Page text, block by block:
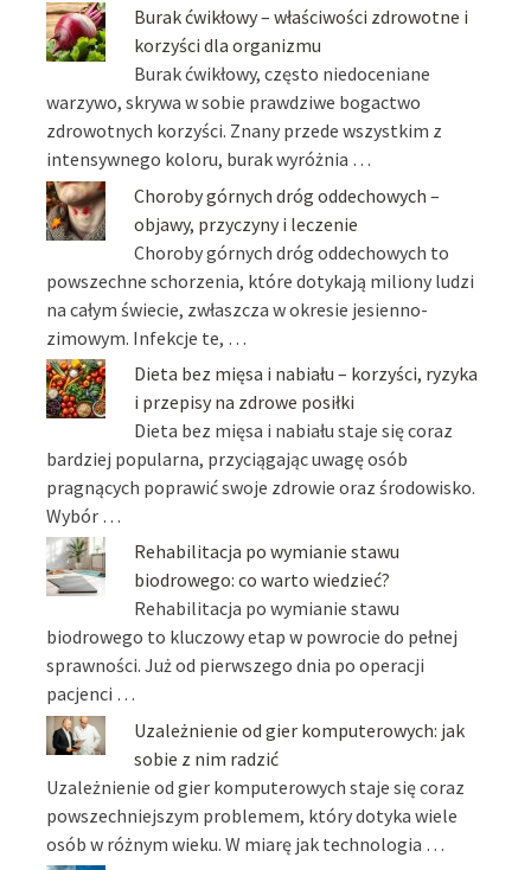
Burak ćwikłowy – właściwości zdrowotne i
korzyści dla organizmu
Burak ćwikłowy, często niedoceniane
warzywo, skrywa w sobie prawdziwe bogactwo
zdrowotnych korzyści. Znany przede wszystkim z
intensywnego koloru, burak wyróżnia …
Choroby górnych dróg oddechowych –
objawy, przyczyny i leczenie
Choroby górnych dróg oddechowych to
powszechne schorzenia, które dotykają miliony ludzi
na całym świecie, zwłaszcza w okresie jesienno-
zimowym. Infekcje te, …
Dieta bez mięsa i nabiału – korzyści, ryzyka
i przepisy na zdrowe posiłki
Dieta bez mięsa i nabiału staje się coraz
bardziej popularna, przyciągając uwagę osób
pragnących poprawić swoje zdrowie oraz środowisko.
Wybór …
Rehabilitacja po wymianie stawu
biodrowego: co warto wiedzieć?
Rehabilitacja po wymianie stawu
biodrowego to kluczowy etap w powrocie do pełnej
sprawności. Już od pierwszego dnia po operacji
pacjenci …
Uzależnienie od gier komputerowych: jak
sobie z nim radzić
Uzależnienie od gier komputerowych staje się coraz
powszechniejszym problemem, który dotyka wiele
osób w różnym wieku. W miarę jak technologia …